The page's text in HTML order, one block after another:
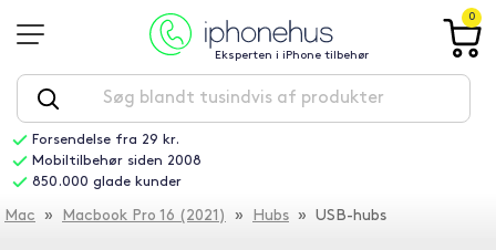
Eksperten i iPhone tilbehør
0
Forsendelse fra 29 kr.
Mobiltilbehør siden 2008
850.000 glade kunder
Mac » Macbook Pro 16 (2021) » Hubs » USB-hubs